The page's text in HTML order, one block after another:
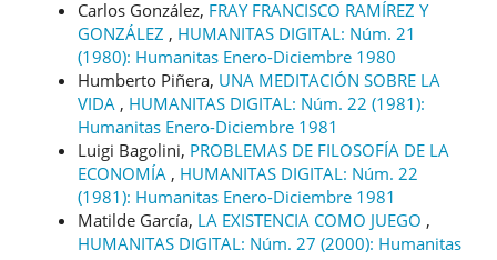
Carlos González, FRAY FRANCISCO RAMÍREZ Y
GONZÁLEZ , HUMANITAS DIGITAL: Núm. 21
(1980): Humanitas Enero-Diciembre 1980
Humberto Piñera, UNA MEDITACIÓN SOBRE LA
VIDA , HUMANITAS DIGITAL: Núm. 22 (1981):
Humanitas Enero-Diciembre 1981
Luigi Bagolini, PROBLEMAS DE FILOSOFÍA DE LA
ECONOMÍA , HUMANITAS DIGITAL: Núm. 22
(1981): Humanitas Enero-Diciembre 1981
Matilde García, LA EXISTENCIA COMO JUEGO ,
HUMANITAS DIGITAL: Núm. 27 (2000): Humanitas